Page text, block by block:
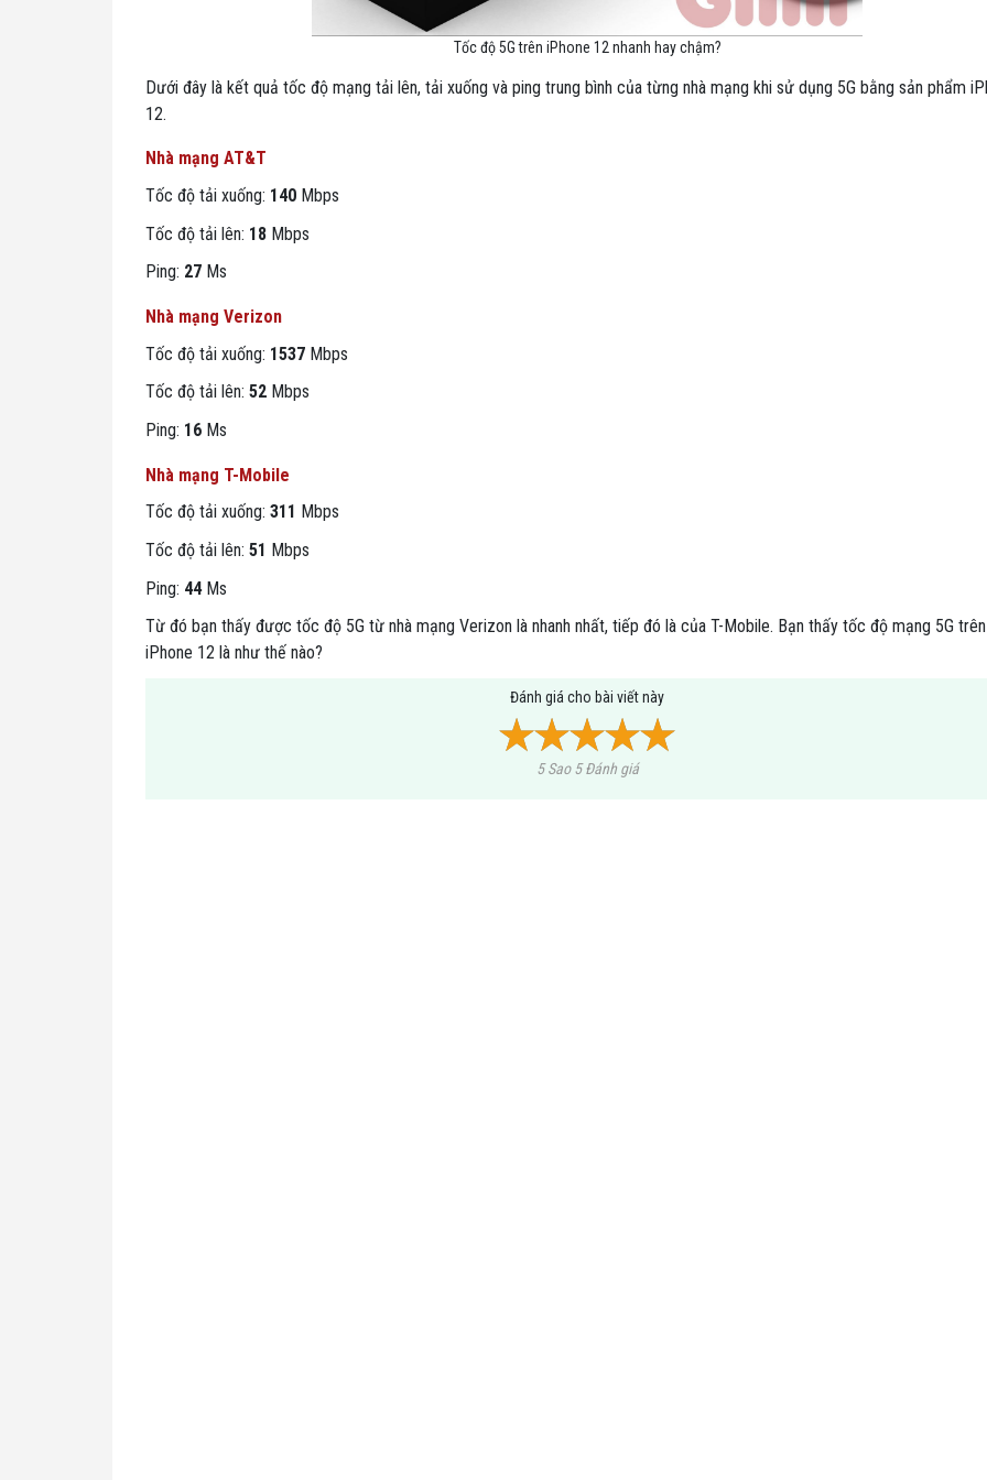
Tốc độ 5G trên iPhone 12 nhanh hay chậm?
Dưới đây là kết quả tốc độ mạng tải lên, tải xuống và ping trung bình của từng nhà mạng khi sử dụng 5G bằng sản phẩm
12.
Nhà mạng AT&T
Tốc độ tải xuống: 140 Mbps
Tốc độ tải lên: 18 Mbps
Ping: 27 Ms
Nhà mạng Verizon
Tốc độ tải xuống: 1537 Mbps
Tốc độ tải lên: 52 Mbps
Ping: 16 Ms
Nhà mạng T-Mobile
Tốc độ tải xuống: 311 Mbps
Tốc độ tải lên: 51 Mbps
Ping: 44Ms
Từ đó bạn thấy được tốc độ 5G từ nhà mạng Verizon là nhanh nhất, tiếp đó là của T-Mobile. Bạn thấy tốc độ mạng 5G trên
iPhone 12 là như thế nào?
Đánh giá cho bài viết này
5 Sao 5 Đánh giá